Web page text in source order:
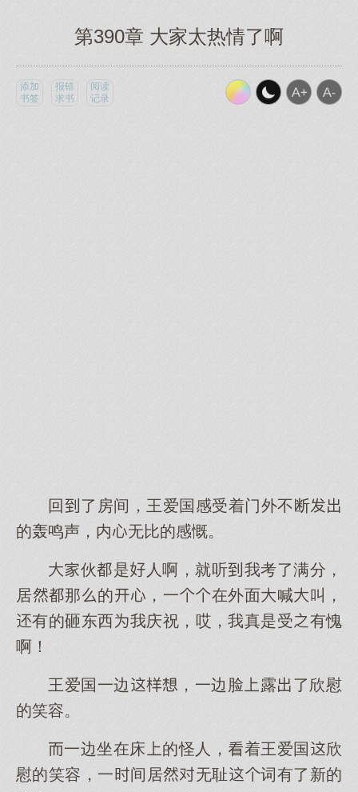
第390章 大家太热情了啊
添加
书签
报错
求书
阅读
记录
回了房间，王爱国感受着门外不断
的轰鸣声，内无比的感慨。
伙是人啊，就听我考了满分，
居那的，一在外面喊叫，
有的砸东西我庆祝，哎，我真是受有愧
啊！
王爱国一边，一边脸露了欣慰
的笑容。
一边坐在床的怪人，着王爱国欣
慰的笑容，一间居无耻词有了新的